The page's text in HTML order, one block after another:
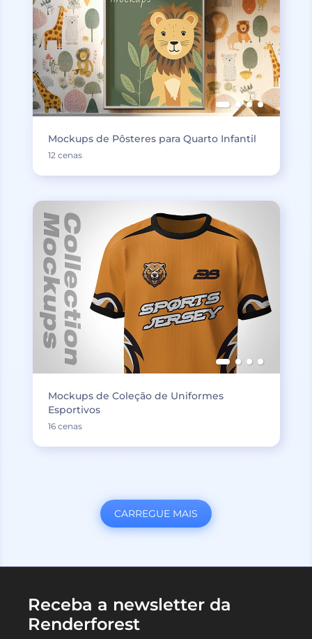
Mockups de Pôsteres para Quarto Infantil
12 cenas
Mockups de Coleção de Uniformes
Esportivos
16 cenas
CARREGUE MAIS
Receba a newsletter da
Renderforest